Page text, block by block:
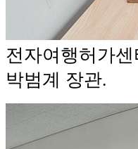
전자여행허가
박범계 장관.